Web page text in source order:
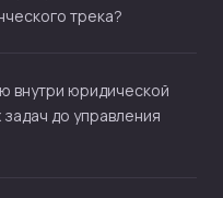
трека?
внутри юридической
до управления